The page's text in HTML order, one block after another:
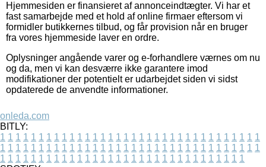
Hjemmesiden er finansieret af annonceindtægter. Vi har et
fast samarbejde med et hold af online firmaer eftersom vi
formidler butikkernes tilbud, og får provision når en bruger
fra vores hjemmeside laver en ordre.
Oplysninger angående varer og e-forhandlere værnes om nu
og da, men vi kan desværre ikke garantere imod
modifikationer der potentielt er udarbejdet siden vi sidst
opdaterede de anvendte informationer.
onleda.com
BITLY:
1 1 1 1 1 1 1 1 1 1 1 1 1 1 1 1 1 1 1 1 1 1 1 1 1 1 1 1 1 1 1 1 1 1
1 1 1 1 1 1 1 1 1 1 1 1 1 1 1 1 1 1 1 1 1 1 1 1 1 1 1 1 1 1 1 1 1 1
1 1 1 1 1 1 1 1 1 1 1 1 1 1 1 1 1 1 1 1 1 1 1 1 1 1 1 1 1 1 1 1